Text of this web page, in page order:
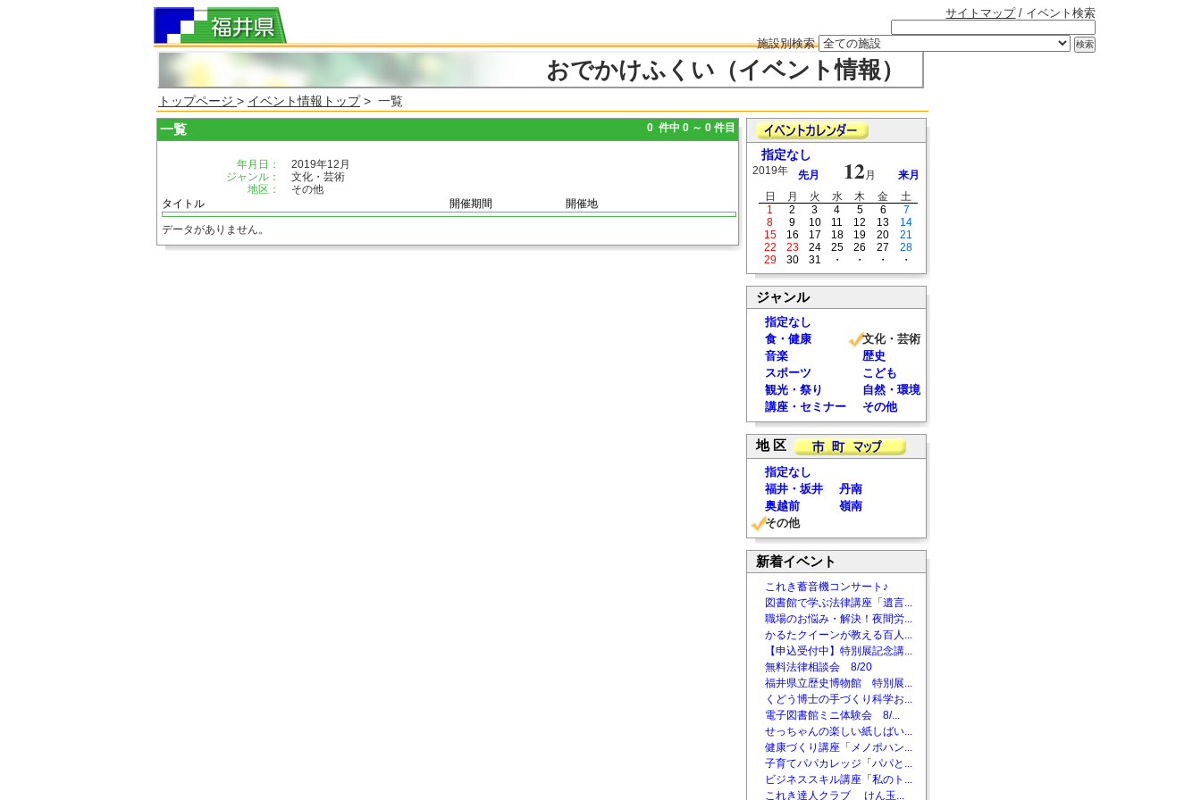
サイトマップ/ イベント検索
施設別検索
おでかけふくい（イベント情報）
トップページ > イベント情報トップ> 一覧
一覧 0 件中 0 ～ 0 件目
年月日：
2019年12月
ジャンル：
文化・芸術
地区：
その他
タイトル
開催期間 開催地
データがありません。
指定なし
2019年 先月 12月
来月
日
月 火 水 木 金
土
1
2 3 4 5 6
7
8
9 10 11 12 13
14
15
16 17 18 19 20
21
22
23 24 25 26 27
28
29
30 31 ・ ・ ・ ・
ジャンル
指定なし
食・健康
文化・芸術
音楽
歴史
スポーツ
こども
観光・祭り
自然・環境
講座・セミナー
その他
地 区
指定なし
福井・坂井
丹南
奥越前
嶺南
その他
新着イベント
これき蓄音機コンサート♪
図書館で学ぶ法律講座「遺言...
職場のお悩み・解決！夜間労...
かるたクイーンが教える百人...
【申込受付中】特別展記念講...
無料法律相談会 8/20
福井県立歴史博物館 特別展...
くどう博士の手づくり科学お...
電子図書館ミニ体験会 8/...
せっちゃんの楽しい紙しばい...
健康づくり講座「メノポハン...
子育てパパカレッジ「パパと...
ビジネススキル講座「私のト...
これき達人クラブ けん玉...